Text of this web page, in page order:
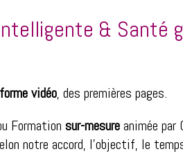
& Santé
vidéo, des premières pages.
Formation sur-mesureanimée
notre accord, l’objectif, le